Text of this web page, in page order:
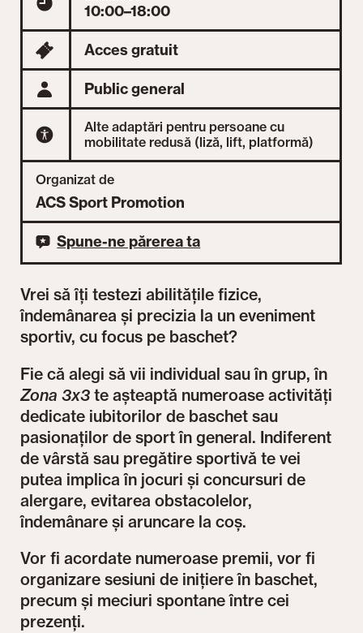
Vrei să îți testezi abilitățile fizice,
îndemânarea și precizia la un eveniment
sportiv, cu focus pe baschet?
Fie că alegi să vii individual sau în grup, în
Zona 3x3 te așteaptă numeroase activități
dedicate iubitorilor de baschet sau
pasionaților de sport în general. Indiferent
de vârstă sau pregătire sportivă te vei
putea implica în jocuri și concursuri de
alergare, evitarea obstacolelor,
îndemânare și aruncare la coș.
Vor fi acordate numeroase premii, vor fi
organizare sesiuni de inițiere în baschet,
precum și meciuri spontane între cei
prezenți.
10:00–18:00
Acces gratuit
Public general
Alte adaptări pentru persoane cu
mobilitate redusă (liză, lift, platformă)
Organizat de
ACS Sport Promotion
Spune-ne părerea ta